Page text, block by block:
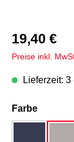
19,40 €
Preise inkl.
Lieferzeit: 3
Farbe